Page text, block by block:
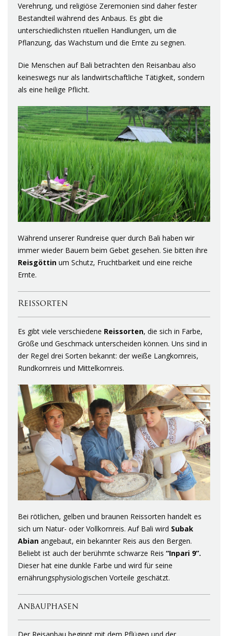
Verehrung, und religiöse Zeremonien sind daher fester
Bestandteil während des Anbaus. Es gibt die
unterschiedlichsten rituellen Handlungen, um die
Pflanzung, das Wachstum und die Ernte zu segnen.
Die Menschen auf Bali betrachten den Reisanbau also
keineswegs nur als landwirtschaftliche Tätigkeit, sondern
als eine heilige Pflicht.
Während unserer Rundreise quer durch Bali haben wir
immer wieder Bauern beim Gebet gesehen. Sie bitten ihre
Reisgöttin um Schutz, Fruchtbarkeit und eine reiche
Ernte.
Reissorten
Es gibt viele verschiedene Reissorten, die sich in Farbe,
Größe und Geschmack unterscheiden können. Uns sind in
der Regel drei Sorten bekannt: der weiße Langkornreis,
Rundkornreis und Mittelkornreis.
Bei rötlichen, gelben und braunen Reissorten handelt es
sich um Natur- oder Vollkornreis. Auf Bali wird Subak
Abian angebaut, ein bekannter Reis aus den Bergen.
Beliebt ist auch der berühmte schwarze Reis “Inpari 9”.
Dieser hat eine dunkle Farbe und wird für seine
ernährungsphysiologischen Vorteile geschätzt.
Anbauphasen